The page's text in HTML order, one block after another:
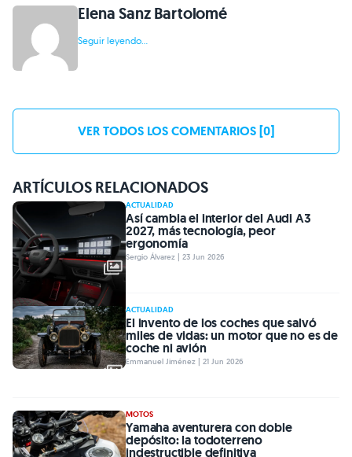
Elena Sanz Bartolomé
Seguir leyendo...
VER TODOS LOS COMENTARIOS [0]
ARTÍCULOS RELACIONADOS
ACTUALIDAD
Así cambia el interior del Audi A3
2027, más tecnología, peor
ergonomía
Sergio Álvarez | 23 Jun 2026
ACTUALIDAD
El invento de los coches que salvó
miles de vidas: un motor que no es de
coche ni avión
Emmanuel Jiménez | 21 Jun 2026
MOTOS
Yamaha aventurera con doble
depósito: la todoterreno
indestructible definitiva